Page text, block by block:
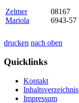
Zelmer
Mariola
08167
6943-57
drucken nach oben
Quicklinks
Kontakt
Inhaltsverzeichnis
Impressum